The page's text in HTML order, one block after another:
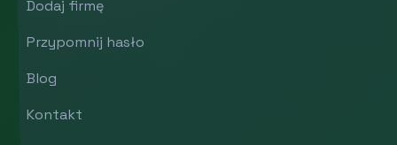
Dodaj firmę
Przypomnij hasło
Blog
Kontakt